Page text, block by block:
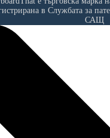
в Службата за
САЩ